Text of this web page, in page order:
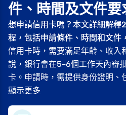
件、時間及文件要
想申請信用卡嗎？本文詳細解
程，包括申請條件、時間和文件
信用卡時，需要滿足年齡、收入
說，銀行會在5-6個工作天內審
卡。申請時，需提供身份證明、
想申請信用卡嗎？本文詳細解
程，包括申請條件、時間和文件
信用卡時，需要滿足年齡、收入
說，銀行會在5-6個工作天內審
卡。申請時，需提供身份證明、
顯示更多